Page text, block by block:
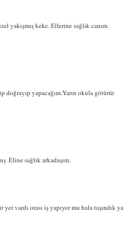
yakışmış keke. Ellerine sağlık canım.
yapacağım.Yarın okula götürür
.Eline sağlık arkadaşım.
vardı orası iş yapıyor mu hala taşındık ya